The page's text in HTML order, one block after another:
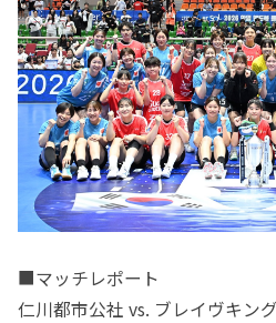
■マッチレポート
仁川都市公社 vs. ブレイヴキン